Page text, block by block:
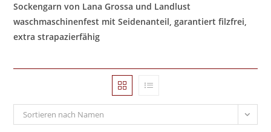
Sockengarn von Lana Grossa und Landlust
waschmaschinenfest mit Seidenanteil, garantiert filzfrei,
extra strapazierfähig
Sortieren nach Namen